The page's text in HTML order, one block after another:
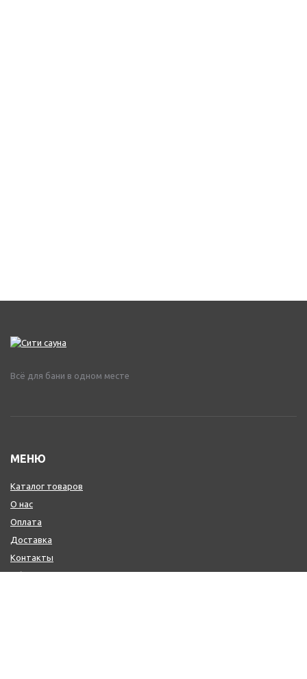
Всё для бани в одном месте
МЕНЮ
Каталог товаров
О нас
Оплата
Доставка
Контакты
Обмен и возврат